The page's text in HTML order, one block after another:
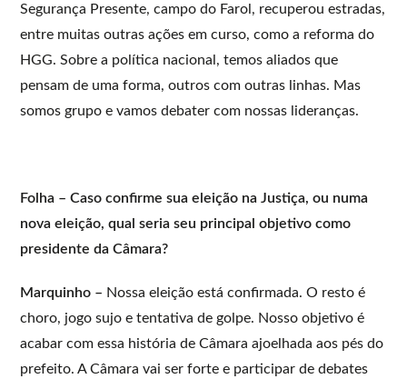
Segurança Presente, campo do Farol, recuperou estradas,
entre muitas outras ações em curso, como a reforma do
HGG. Sobre a política nacional, temos aliados que
pensam de uma forma, outros com outras linhas. Mas
somos grupo e vamos debater com nossas lideranças.
Folha – Caso confirme sua eleição na Justiça, ou numa
nova eleição, qual seria seu principal objetivo como
presidente da Câmara?
Marquinho – Nossa eleição está confirmada. O resto é
choro, jogo sujo e tentativa de golpe. Nosso objetivo é
acabar com essa história de Câmara ajoelhada aos pés do
prefeito. A Câmara vai ser forte e participar de debates